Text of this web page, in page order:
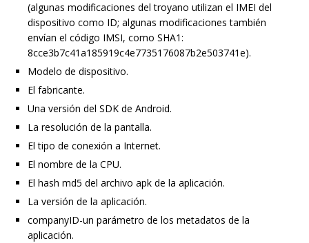
(algunas modificaciones del troyano utilizan el IMEI del
dispositivo como ID; algunas modificaciones también
envían el código IMSI, como SHA1:
8cce3b7c41a185919c4e7735176087b2e503741e).
Modelo de dispositivo.
El fabricante.
Una versión del SDK de Android.
La resolución de la pantalla.
El tipo de conexión a Internet.
El nombre de la CPU.
El hash md5 del archivo apk de la aplicación.
La versión de la aplicación.
companyID-un parámetro de los metadatos de la
aplicación.